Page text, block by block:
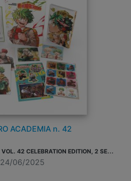
ACADEMIA n. 42
C
ELEBRATION EDITION - VOL. 42 CELEBRATION EDITION, 2 SET DI STICKER, 3 ILLUSTRATION CARD, 2 SOTTOBICCHIERI, 1 CARD DORATA, 1 MINI-SHIKISHI
24/06/2025